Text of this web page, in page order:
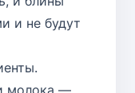
и не будут